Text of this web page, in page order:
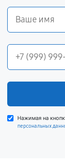
Нажимая на
персональных